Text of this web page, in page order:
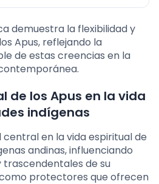
demuestra la flexibilidad y
Apus, reflejando la
de estas creencias en la
de los Apus en la vida
indígenas
central en la vida espiritual de
andinas, influenciando
de su
protectores que ofrecen